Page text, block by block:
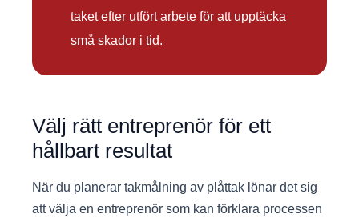
taket efter utfört arbete för att upptäcka
små skador i tid.
Välj rätt entreprenör för ett
hållbart resultat
När du planerar takmålning av plåttak lönar det sig
att välja en entreprenör som kan förklara processen